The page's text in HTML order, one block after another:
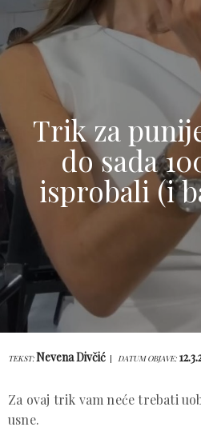
Trik za
do sada
isprobali (i
TEKST:Nevena Divčić DATUM OBJAVE:
Za ovaj trik vam neće trebati
usne.